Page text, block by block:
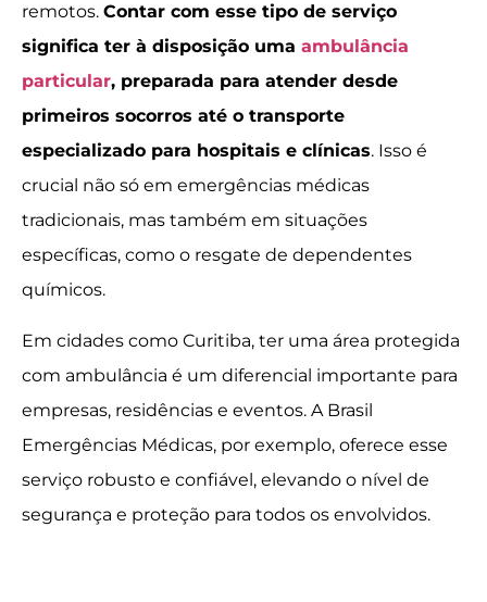
remotos. Contar com esse tipo de serviço
significa ter à disposição uma ambulância
particular, preparada para atender desde
primeiros socorros até o transporte
especializado para hospitais e clínicas. Isso é
crucial não só em emergências médicas
tradicionais, mas também em situações
específicas, como o resgate de dependentes
químicos.
Em cidades como Curitiba, ter uma área protegida
com ambulância é um diferencial importante para
empresas, residências e eventos. A Brasil
Emergências Médicas, por exemplo, oferece esse
serviço robusto e confiável, elevando o nível de
segurança e proteção para todos os envolvidos.